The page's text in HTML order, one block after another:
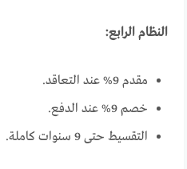
النظام الرابع:
مقدم 9% عند التعاقد.
خصم 9% عند الدفع.
التقسيط حتى 9 سنوات كاملة.